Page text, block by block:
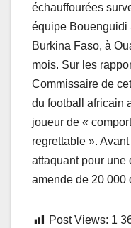
échauffourées
équipe Bouenguidi
Burkina Faso, à
mois. Sur les
Commissaire de
du football africain
joueur de «
regrettable ».
attaquant pour une
amende de 20 000
Post Views: 1